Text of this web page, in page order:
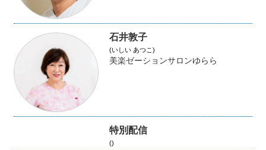
石井敦子
(いしい あつこ)
美楽ゼーションサロンゆらら
特別配信
()